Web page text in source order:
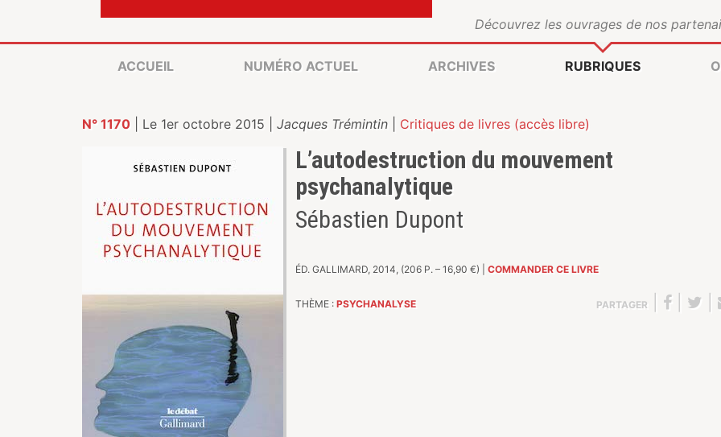
Découvrez les ouvrages de nos
ACCUEIL NUMÉRO ACTUEL ARCHIVES RUBRIQUES
N° 1170 | Le 1er octobre 2015 | Jacques Trémintin Critiques de livres (accès libre)
L’autodestruction du mouvement
psychanalytique
Sébastien Dupont
ÉD. GALLIMARD, 2014, (206 P. – 16,90 €) | COMMANDER CE LIVRE
THÈME : PSYCHANALYSE PARTAGER